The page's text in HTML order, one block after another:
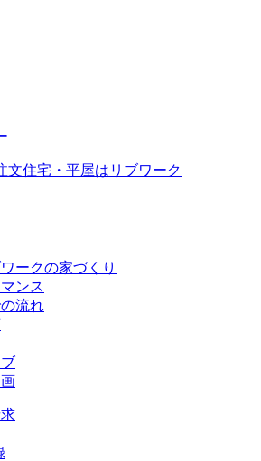
文住宅・平屋はリブワーク
ークの家づくり
ンス
流れ